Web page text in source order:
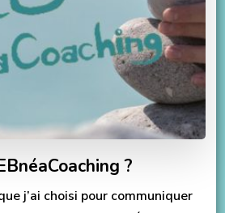
?
j’ai choisi pour communiquer